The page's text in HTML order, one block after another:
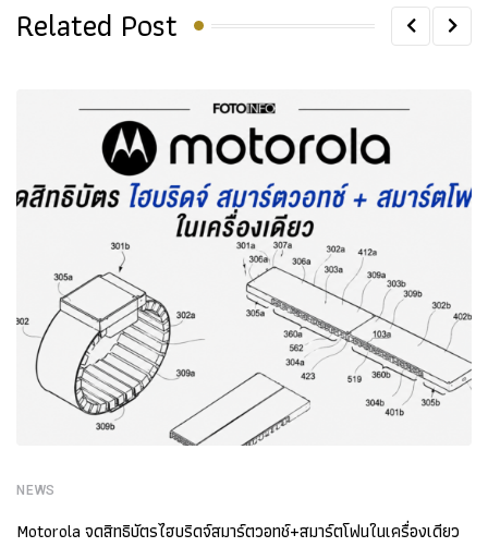
Related Post
NEWS
Motorola จดสิทธิบัตรไฮบริดจ์สมาร์ตวอทช์+สมาร์ตโฟนในเครื่องเดียว